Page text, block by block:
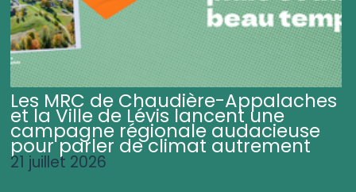
Les MRC de Chaudière-Appalaches
et la Ville de Lévis lancent une
campagne régionale audacieuse
pour parler de climat autrement
21 juillet 2026